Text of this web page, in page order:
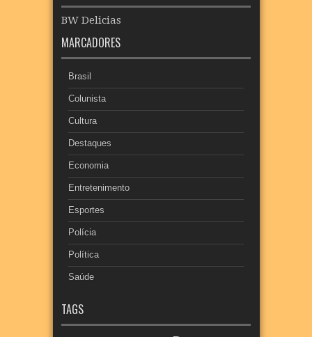
BW Delicias
MARCADORES
Brasil
Colunista
Cultura
Destaques
Economia
Entretenimento
Esportes
Polícia
Política
Saúde
TAGS